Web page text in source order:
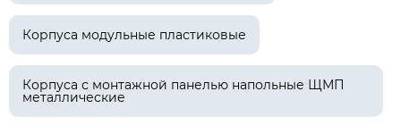
Корпуса модульные пластиковые
Корпуса с монтажной панелью напольные ЩМП
металлические